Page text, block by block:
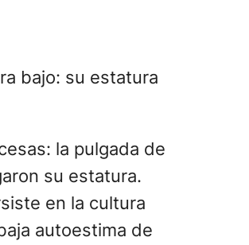
bajo: su estatura
la pulgada de
su estatura.
en la cultura
autoestima de